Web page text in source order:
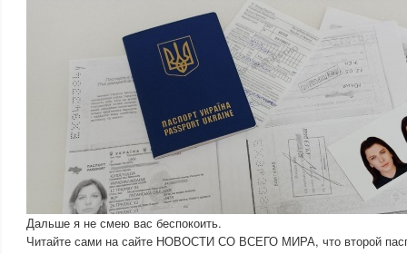
Дальше я не смею вас беспокоить.
Читайте сами на сайте НОВОСТИ СО ВСЕГО МИРА, что второй